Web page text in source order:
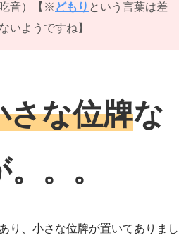
音）【※ どもり という言葉は差
いようですね】
さな位牌な
。。
り、小さな位牌が置いてありまし